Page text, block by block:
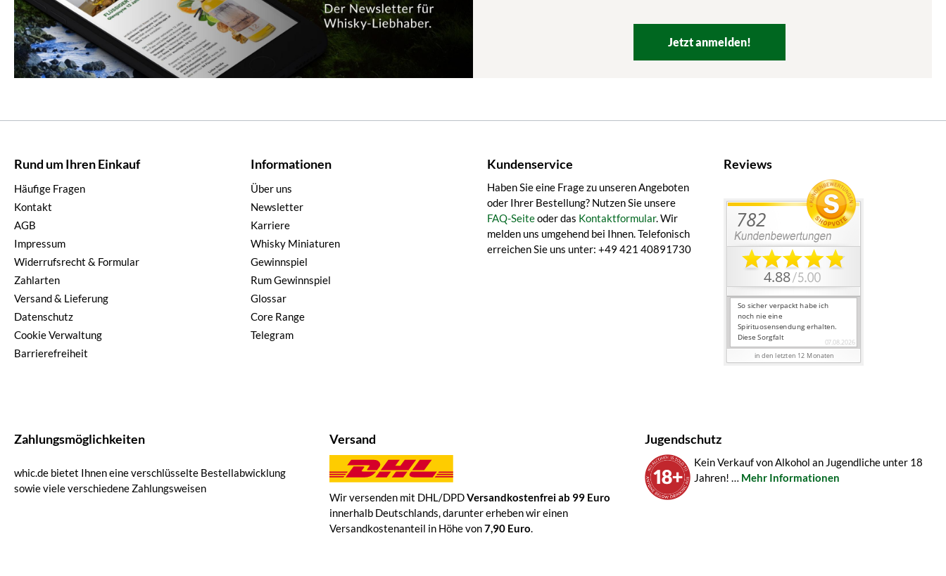
Jetzt anmelden!
Rund um Ihren Einkauf
Häufige Fragen
Kontakt
AGB
Impressum
Widerrufsrecht & Formular
Zahlarten
Versand & Lieferung
Datenschutz
Cookie Verwaltung
Barrierefreiheit
Informationen
Über uns
Newsletter
Karriere
Whisky Miniaturen
Gewinnspiel
Rum Gewinnspiel
Glossar
Core Range
Telegram
Kundenservice
Haben Sie eine Frage zu unseren Angeboten
oder Ihrer Bestellung? Nutzen Sie unsere
FAQ-Seiteoder das Kontaktformular. Wir
melden uns umgehend bei Ihnen. Telefonisch
erreichen Sie uns unter: +49 421 40891730
Reviews
Zahlungsmöglichkeiten
whic.de bietet Ihnen eine verschlüsselte Bestellabwicklung
sowie viele verschiedene Zahlungsweisen
Versand
Wir versenden mit DHL/DPDVersandkostenfrei ab 99 Euro
innerhalb Deutschlands, darunter erheben wir einen
Versandkostenanteil in Höhe von7,90 Euro.
Jugendschutz
Kein Verkauf von Alkohol an Jugendliche unter 18
Jahren! … Mehr Informationen